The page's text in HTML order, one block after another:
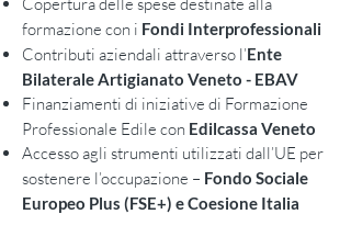
formazione con i Fondi Interprofessionali
Contributi aziendali attraverso l’Ente
Bilaterale Artigianato Veneto - EBAV
Finanziamenti di iniziative di Formazione
Professionale Edile con Edilcassa Veneto
Accesso agli strumenti utilizzati dall’UE per
sostenere l’occupazione – Fondo Sociale
Europeo Plus (FSE+) e Coesione Italia